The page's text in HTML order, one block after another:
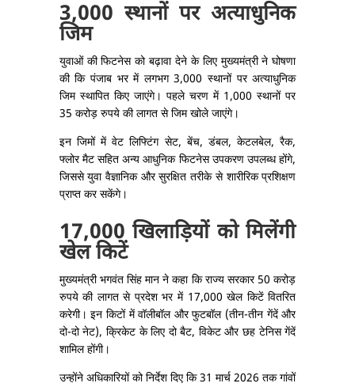
3,000 स्थानों पर अत्याधुनिक
जिम
युवाओं की फिटनेस को बढ़ावा देने के लिए मुख्यमंत्री ने घोषणा
की कि पंजाब भर में लगभग 3,000 स्थानों पर अत्याधुनिक
जिम स्थापित किए जाएंगे। पहले चरण में 1,000 स्थानों पर
35 करोड़ रुपये की लागत से जिम खोले जाएंगे।
इन जिमों में वेट लिफ्टिंग सेट, बेंच, डंबल, केटलबेल, रैक,
फ्लोर मैट सहित अन्य आधुनिक फिटनेस उपकरण उपलब्ध होंगे,
जिससे युवा वैज्ञानिक और सुरक्षित तरीके से शारीरिक प्रशिक्षण
प्राप्त कर सकेंगे।
17,000 खिलाड़ियों को मिलेंगी
खेल किटें
मुख्यमंत्री भगवंत सिंह मान ने कहा कि राज्य सरकार 50 करोड़
रुपये की लागत से प्रदेश भर में 17,000 खेल किटें वितरित
करेगी। इन किटों में वॉलीबॉल और फुटबॉल (तीन-तीन गेंदें और
दो-दो नेट), क्रिकेट के लिए दो बैट, विकेट और छह टेनिस गेंदें
शामिल होंगी।
उन्होंने अधिकारियों को निर्देश दिए कि 31 मार्च 2026 तक गांवों